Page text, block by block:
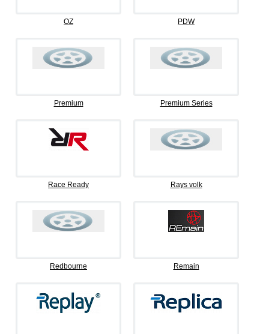
OZ PDW
Premium Premium Series
Race Ready Rays volk
Redbourne Remain